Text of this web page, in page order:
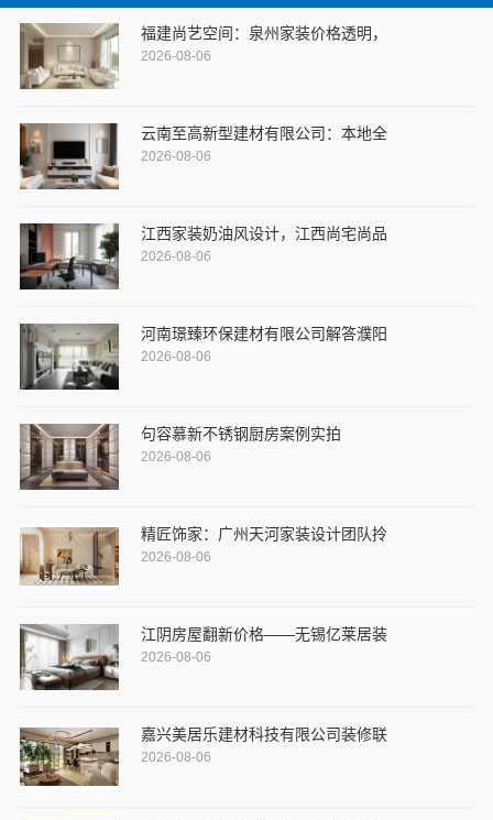
福建尚艺空间：泉州家装价格透明，
2026-08-06
云南至高新型建材有限公司：本地全
2026-08-06
江西家装奶油风设计，江西尚宅尚品
2026-08-06
河南璟臻环保建材有限公司解答濮阳
2026-08-06
句容慕新不锈钢厨房案例实拍
2026-08-06
精匠饰家：广州天河家装设计团队拎
2026-08-06
江阴房屋翻新价格——无锡亿莱居装
2026-08-06
嘉兴美居乐建材科技有限公司装修联
2026-08-06